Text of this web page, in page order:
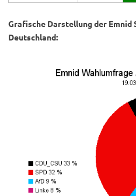
Grafische Darstellung der
Deutschland: